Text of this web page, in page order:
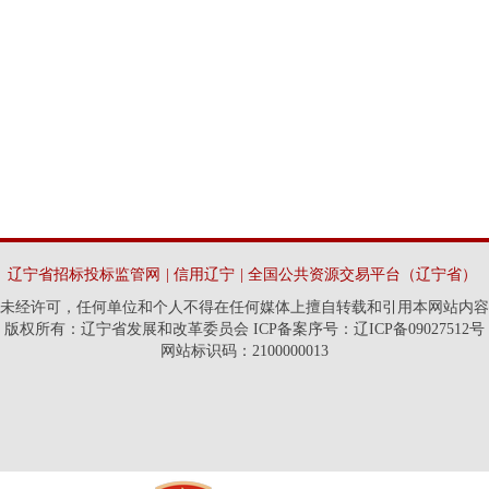
辽宁省招标投标监管网 信用辽宁
全国公共资源交易平台（辽宁省）
未经许可，任何单位和个人不得在任何媒体上擅自转载和引用本网站内容
版权所有：辽宁省发展和改革委员会 ICP备案序号：辽ICP备09027512号
网站标识码：2100000013